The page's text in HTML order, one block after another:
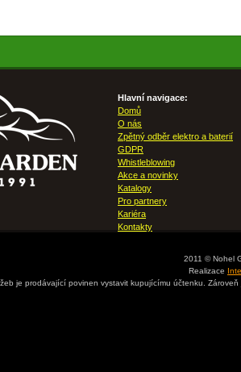
Hlavní navigace:
Domů
O nás
Zpětný odběr elektro a baterií
GDPR
Whistleblowing
Akce a novinky
Katalogy
Pro partnery
Kariéra
Kontakty
2011 © Nohel
Realizace
je prodávající povinen vystavit kupujícímu účtenku.